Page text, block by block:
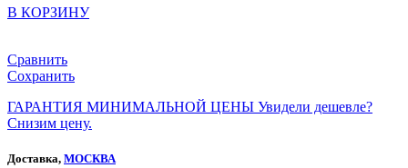
В КОРЗИНУ
Сравнить
Сохранить
ГАРАНТИЯ МИНИМАЛЬНОЙ ЦЕНЫ Увидели дешевле?
Снизим цену.
Доставка, МОСКВА